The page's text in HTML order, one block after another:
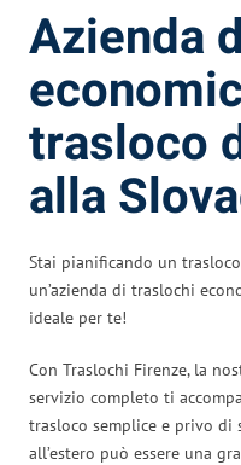
Azienda
trasloco
alla
Stai pianificando un
un’azienda di traslochi
ideale per te!
Con Traslochi Firenze, la
servizio completo ti
trasloco semplice e privo di
all’estero può essere una